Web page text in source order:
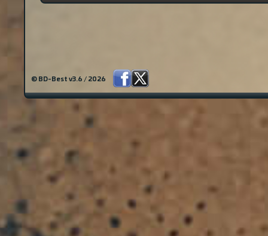
© BD-Best v3.6 / 2026